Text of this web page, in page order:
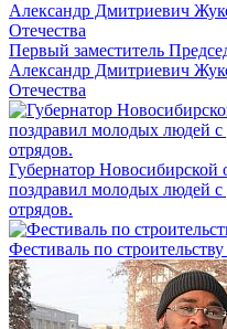
Первый заместитель
Александр Дмитриевич
Отечества
Губернатор Новосибирской
поздравил молодых людей
отрядов.
Фестиваль по